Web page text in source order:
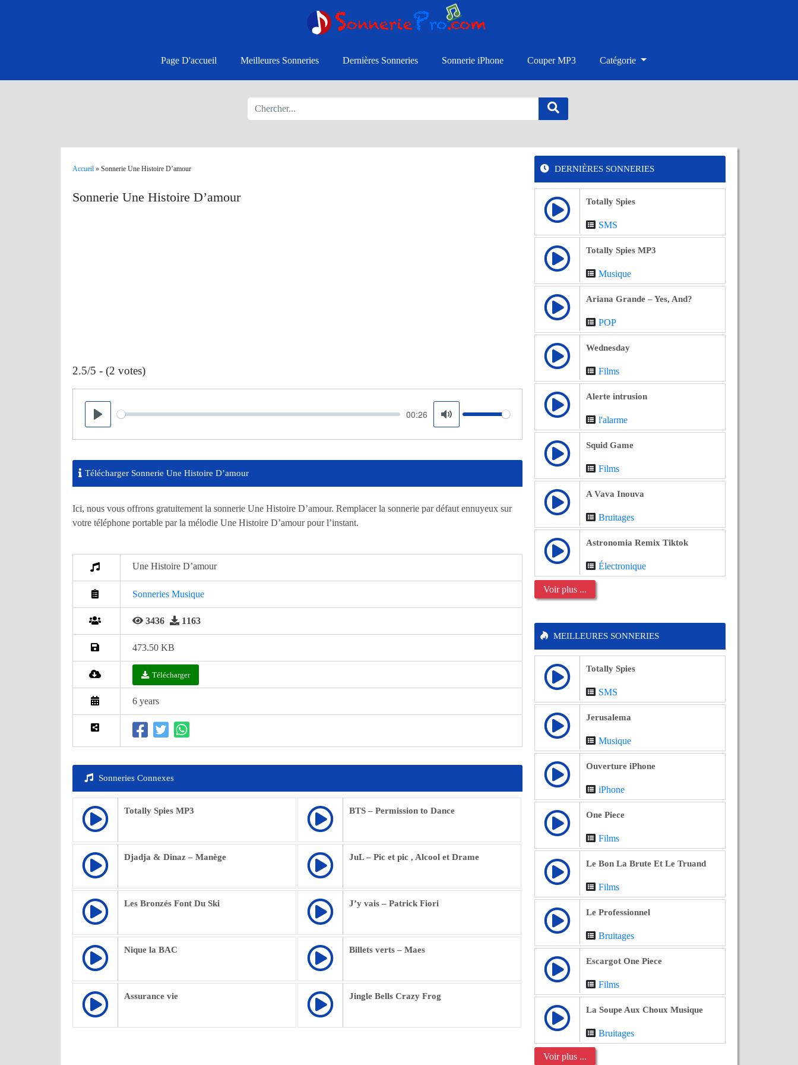
Page D'accueil Meilleures Sonneries Dernières Sonneries Sonnerie iPhone Couper MP3 Catégorie
Accueil » Sonnerie Une Histoire D’amour
Sonnerie Une Histoire D’amour
2.5/5 - (2 votes)
Play
Seek 00:26
Mute
Volume
Télécharger Sonnerie Une Histoire D’amour
Ici, nous vous offrons gratuitement la sonnerie Une Histoire D’amour. Remplacer la sonnerie par défaut ennuyeux sur
votre téléphone portable par la mélodie Une Histoire D’amour pour l’instant.
Une Histoire D’amour
Sonneries Musique
3436 1163
473.50 KB
Télécharger
6 years
Sonneries Connexes
Totally Spies MP3 BTS – Permission to Dance
Djadja & Dinaz – Manège JuL – Pic et pic , Alcool et Drame
Les Bronzés Font Du Ski J’y vais – Patrick Fiori
Nique la BAC Billets verts – Maes
Assurance vie Jingle Bells Crazy Frog
DERNIÈRES SONNERIES
Totally Spies
SMS
Totally Spies MP3
Musique
Ariana Grande – Yes, And?
POP
Wednesday
Films
Alerte intrusion
l'alarme
Squid Game
Films
A Vava Inouva
Bruitages
Astronomia Remix Tiktok
Électronique
Voir plus ...
MEILLEURES SONNERIES
Totally Spies
SMS
Jerusalema
Musique
Ouverture iPhone
iPhone
One Piece
Films
Le Bon La Brute Et Le Truand
Films
Le Professionnel
Bruitages
Escargot One Piece
Films
La Soupe Aux Choux Musique
Bruitages
Voir plus ...